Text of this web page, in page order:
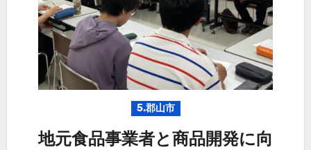
5.郡山市
地元食品事業者と商品開発に向